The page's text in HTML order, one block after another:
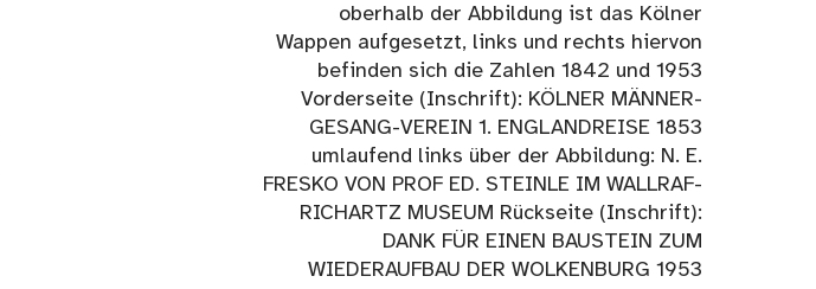
oberhalb der Abbildung ist das Kölner
Wappen aufgesetzt, links und rechts hiervon
befinden sich die Zahlen 1842 und 1953
Vorderseite (Inschrift): KÖLNER MÄNNER-
GESANG-VEREIN 1. ENGLANDREISE 1853
umlaufend links über der Abbildung: N. E.
FRESKO VON PROF ED. STEINLE IM WALLRAF-
RICHARTZ MUSEUM Rückseite (Inschrift):
DANK FÜR EINEN BAUSTEIN ZUM
WIEDERAUFBAU DER WOLKENBURG 1953